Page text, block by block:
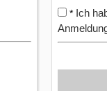
* Ich